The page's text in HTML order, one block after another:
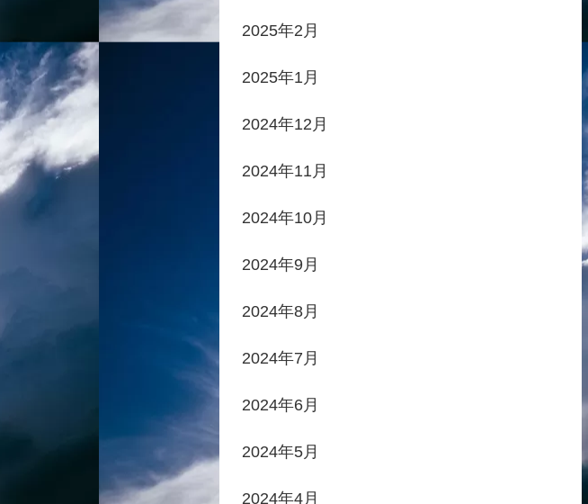
2025年2月
2025年1月
2024年12月
2024年11月
2024年10月
2024年9月
2024年8月
2024年7月
2024年6月
2024年5月
2024年4月